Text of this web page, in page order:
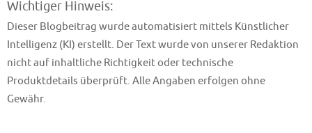
Wichtiger Hinweis:
Dieser Blogbeitrag wurde automatisiert mittels Künstlicher
Intelligenz (KI) erstellt. Der Text wurde von unserer Redaktion
nicht auf inhaltliche Richtigkeit oder technische
Produktdetails überprüft. Alle Angaben erfolgen ohne
Gewähr.